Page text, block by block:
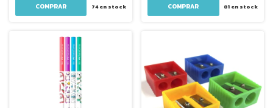
74en stock 81 en stock